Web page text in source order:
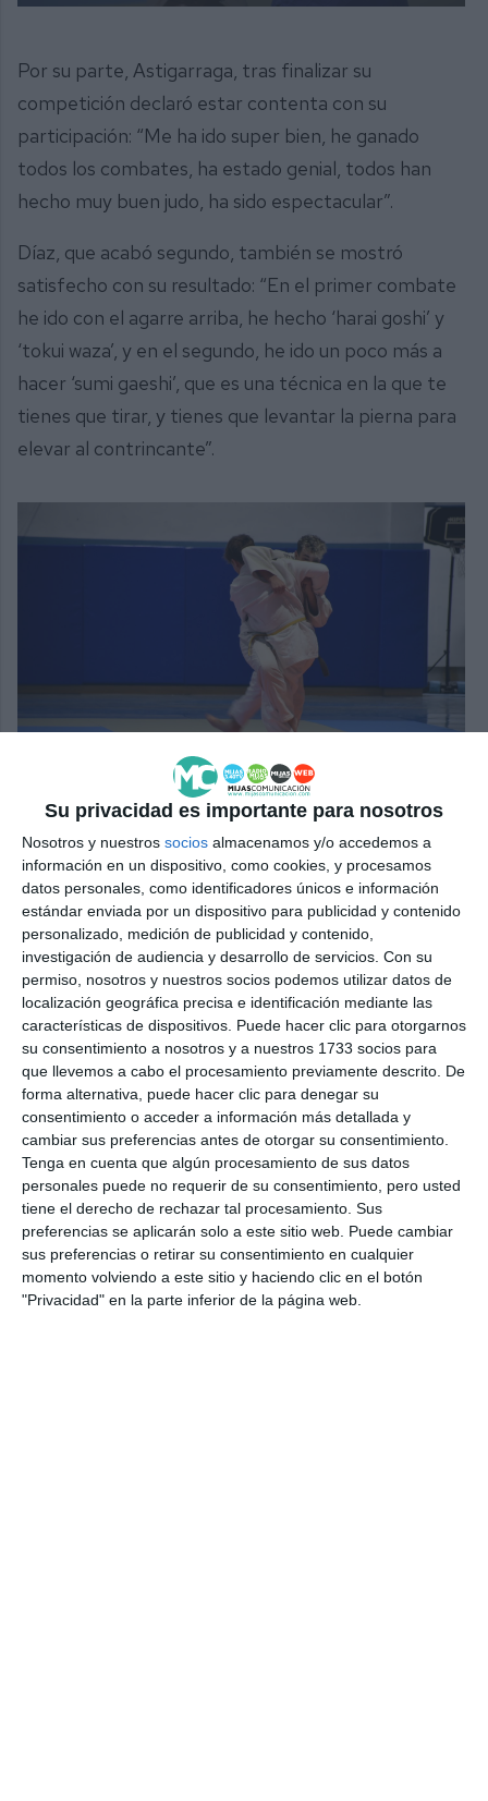
Su privacidad es importante para nosotros
Nosotros y nuestros socios almacenamos y/o accedemos a
información en un dispositivo, como cookies, y procesamos
datos personales, como identificadores únicos e información
estándar enviada por un dispositivo para publicidad y contenido
personalizado, medición de publicidad y contenido,
investigación de audiencia y desarrollo de servicios. Con su
permiso, nosotros y nuestros socios podemos utilizar datos de
localización geográfica precisa e identificación mediante las
características de dispositivos. Puede hacer clic para otorgarnos
su consentimiento a nosotros y a nuestros 1733 socios para
que llevemos a cabo el procesamiento previamente descrito. De
forma alternativa, puede hacer clic para denegar su
consentimiento o acceder a información más detallada y
cambiar sus preferencias antes de otorgar su consentimiento.
Tenga en cuenta que algún procesamiento de sus datos
personales puede no requerir de su consentimiento, pero usted
tiene el derecho de rechazar tal procesamiento. Sus
preferencias se aplicarán solo a este sitio web. Puede cambiar
sus preferencias o retirar su consentimiento en cualquier
momento volviendo a este sitio y haciendo clic en el botón
"Privacidad" en la parte inferior de la página web.
Por su parte, Astigarraga, tras finalizar su
competición declaró estar contenta con su
participación: “Me ha ido super bien, he ganado
todos los combates, ha estado genial, todos han
hecho muy buen judo, ha sido espectacular”.
Díaz, que acabó segundo, también se mostró
satisfecho con su resultado: “En el primer combate
he ido con el agarre arriba, he hecho ‘harai goshi’ y
‘tokui waza’, y en el segundo, he ido un poco más a
hacer ‘sumi gaeshi’, que es una técnica en la que te
tienes que tirar, y tienes que levantar la pierna para
elevar al contrincante”.
De cara Cristian Díaz, el pasado sábado en competición.
Alrededor de 180 judokas formaron parte de esta
prueba, entre ellos, el grupo de nivel inclusivo del
Nagane. “Empezaron a competir entre ellos, y ya
están compitiendo con chicos y chicas del resto del
club con total normalidad”, aseguró Núñez.
Como en anteriores citas, el concejal del equipo de
gobierno, Francisco Jerez (VOX), estuvo siguiendo
de cerca este encuentro deportivo: “Hay un nivel
bastante bueno, he estado practicando judo
durante muchos años en diferentes clubes,
entonces veo esto y disfruto porque sé lo que está
pasando. De hecho alguno de los profesores hace
20 años entrenaron conmigo, ellos se han dedicado
al judo y yo lo hacía como forma de defensa